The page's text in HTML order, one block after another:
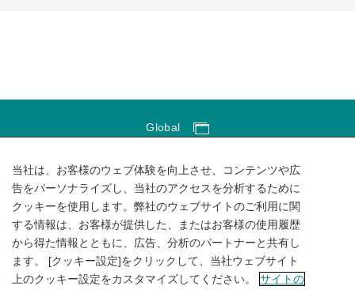
Global
サイトのご利用にあたって
ソーシャルメディアポリシー
個人情報保護方針
サイトマップ
当社は、お客様のウェブ体験を向上させ、コンテンツや広
告をパーソナライズし、当社のアクセスを分析するために
クッキーを使用します。弊社のウェブサイトのご利用に関
する情報は、お客様が提供した、またはお客様の使用履歴
から得た情報とともに、広告、分析のパートナーと共有し
ます。 [クッキー設定]をクリックして、当社ウェブサイト
上のクッキー設定をカスタマイズしてください。
サイトの